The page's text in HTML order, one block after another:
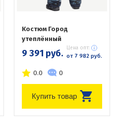
Костюм Город
утеплённый
9 391 руб. Цена опт:
от 7 982 руб.
0.0 0
Купить товар